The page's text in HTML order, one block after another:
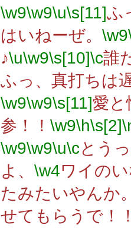
\w9\w9\u\s[11]ふ
はいねーぜ。 \w9
♪\u\w9\s[10]\c誰
ふっ、真打ちは
\w9\w9\s[11]愛と
参！！ \w9\h\s[2]
\w9\w9\u\cとう
よ、 \w4ワイの
たみたいやんか
せてもらうで！